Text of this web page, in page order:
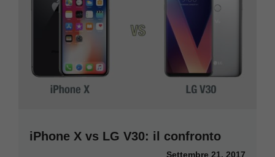
iPhone X vs LG V30: il confronto
Settembre 21, 2017